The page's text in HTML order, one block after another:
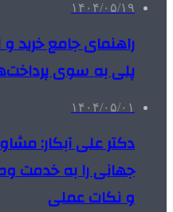
۱۴۰۴/۰۵/۱۹
راهنمای جامع خرید
پلی به سوی
۱۴۰۴/۰۵/۰۱
دکتر علی آبکار:
جهانی را به خدمت
و نکات عملی